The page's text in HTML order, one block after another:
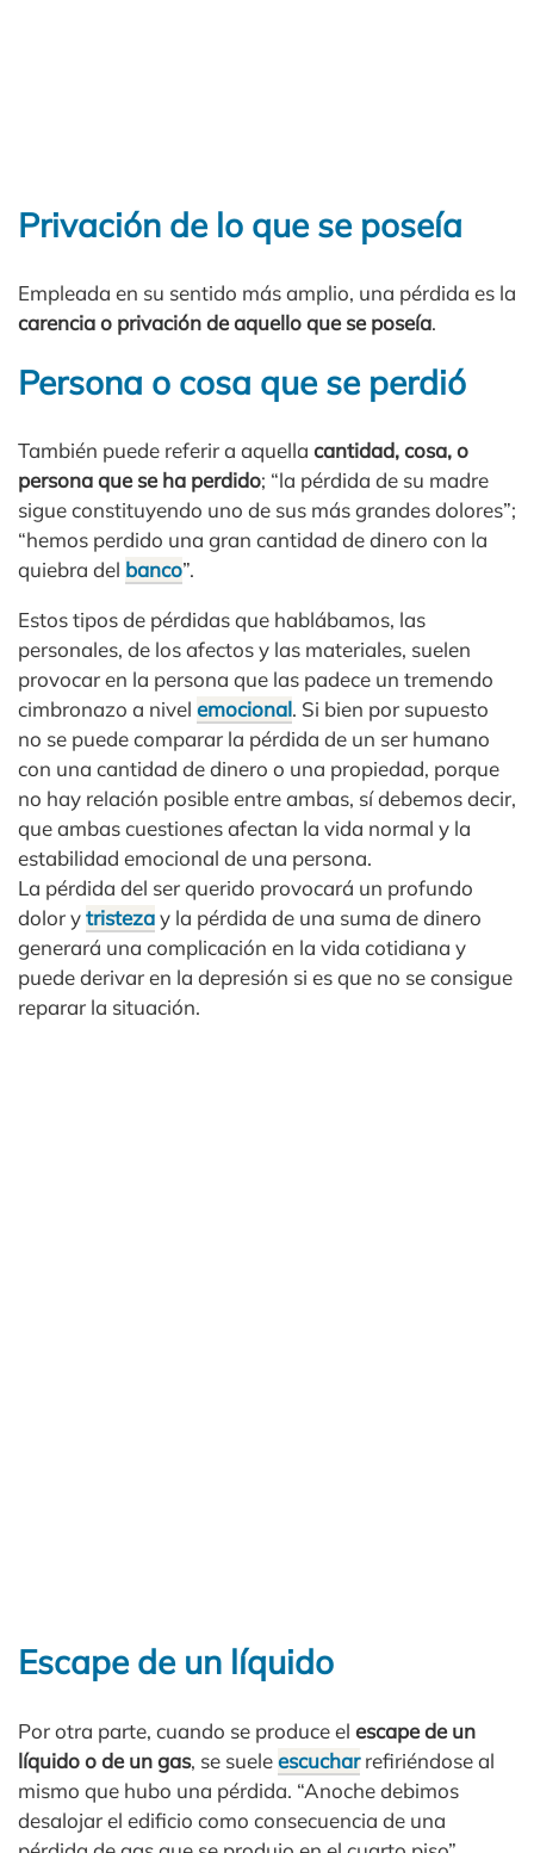
Privación de lo que se poseía
Empleada en su sentido más amplio, una pérdida es la
carencia o privación de aquello que se poseía.
Persona o cosa que se perdió
También puede referir a aquella cantidad, cosa, o
persona que se ha perdido; “la pérdida de su madre
sigue constituyendo uno de sus más grandes dolores”;
“hemos perdido una gran cantidad de dinero con la
quiebra del banco”.
Estos tipos de pérdidas que hablábamos, las
personales, de los afectos y las materiales, suelen
provocar en la persona que las padece un tremendo
cimbronazo a nivel emocional. Si bien por supuesto
no se puede comparar la pérdida de un ser humano
con una cantidad de dinero o una propiedad, porque
no hay relación posible entre ambas, sí debemos decir,
que ambas cuestiones afectan la vida normal y la
estabilidad emocional de una persona.
La pérdida del ser querido provocará un profundo
dolor ytristezay la pérdida de una suma de dinero
generará una complicación en la vida cotidiana y
puede derivar en la depresión si es que no se consigue
reparar la situación.
Escape de un líquido
Por otra parte, cuando se produce el escape de un
líquido o de un gas, se sueleescucharrefiriéndose al
mismo que hubo una pérdida. “Anoche debimos
desalojar el edificio como consecuencia de una